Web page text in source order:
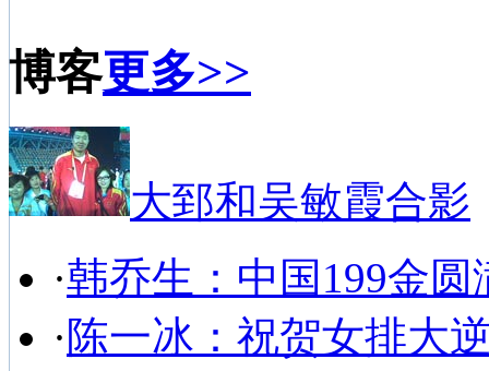
博客更多>>
大郅和吴敏霞合影
·韩乔生：中国199金圆
·陈一冰：祝贺女排大